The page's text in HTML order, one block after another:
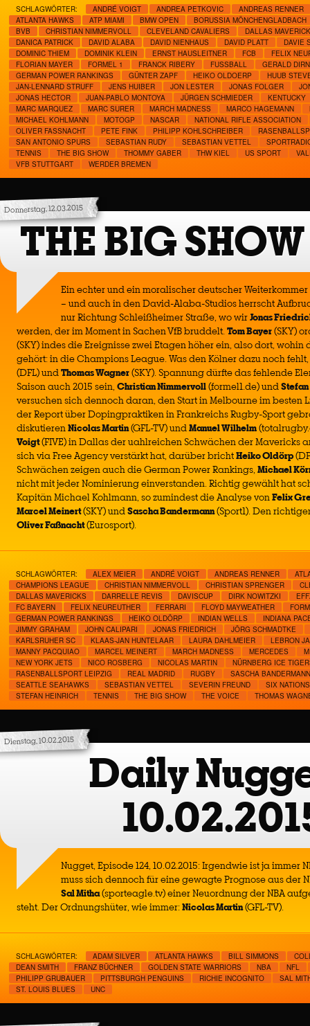
SCHLAGWÖRTER: ANDRÉ VOIGT ANDREA PETKOVIC
ANDREAS RENNER
ATLANTA HAWKS
ATP MIAMI BMW OPEN
BORUSSIA MÖNCHENGLADBACH
BVB
CHRISTIAN NIMMERVOLL CLEVELAND CAVALIERS
DALLAS
DANICA PATRICK
DAVID ALABA DAVID NIENHAUS DAVID PLATT
DAVIE
DOMINIC THIEM
DOMINIK KLEIN ERNST HAUSLEITNER FCB
FELIX
FLORIAN MAYER
FORMEL 1 FRANCK RIBERY FUSSBALL
GERALD
GERMAN POWER RANKINGS
GÜNTER ZAPF HEIKO OLDOERP
HUUB
JAN-LENNARD STRUFF
JENS HUIBER JON LESTER JONAS FOLGER
JONAS HECTOR
JUAN-PABLO MONTOYA JÜRGEN SCHMIEDER
KENTUCKY
MARC MARQUEZ
MARC SURER MARCH MADNESS MARCO HAGEMANN
MICHAEL KOHLMANN
MOTOGP NASCAR
NATIONAL RIFLE ASSOCIATION
OLIVER FASSNACHT
PETE FINK PHILIPP KOHLSCHREIBER
SAN ANTONIO SPURS
SEBASTIAN RUDY SEBASTIAN VETTEL
TENNIS
THE BIG SHOW THOMMY GABER THW KIEL US SPORT
VFB STUTTGART
WERDER BREMEN
Donnerstag, 12.03.2015
THE BIG
Ein echter und ein moralischer deutscher
– und auch in den David-Alaba-Studios herrscht
nur Richtung Schleißheimer Straße, wo wirJonas
werden, der im Moment in Sachen VfB bruddelt.Tom Bayer(SKY)
(SKY) indes die Ereignisse zwei Etagen höher ein, also dort, wohin
gehört: in die Champions League. Was den Kölner dazu noch
(DFL) undThomas Wagner(SKY). Spannung dürfte das fehlende
Saison auch 2015 sein, Christian Nimmervoll(formel1.de) und
versuchen sich dennoch daran, den Start in Melbourne im besten
der Report über Dopingpraktiken in Frankreichs Rugby-Sport
diskutierenNicolas Martin(GFL-TV) undManuel Wilhelm
Voigt(FIVE) in Dallas der uahlreichen Schwächen der Mavericks
sich via Free Agency verstärkt hat, darüber brichtHeiko Oldörp
Schwächen zeigen auch die German Power Rankings, Michael
nicht mit jeder Nominierung einverstanden. Richtig gewählt hat
Kapitän Michael Kohlmann, so zumindest die Analyse vonFelix
Marcel Meinert(SKY) undSascha Bandermann(Sport1). Den
Oliver Faßnacht(Eurosport).
SCHLAGWÖRTER: ALEX MEIER ANDRÉ VOIGT ANDREAS RENNER
CHAMPIONS LEAGUE
CHRISTIAN NIMMERVOLL CHRISTIAN SPRENGER
DALLAS MAVERICKS
DARRELLE REVIS DAVISCUP DIRK NOWITZKI
FC BAYERN
FELIX NEUREUTHER FERRARI FLOYD MAYWEATHER
GERMAN POWER RANKINGS
HEIKO OLDÖRP INDIAN WELLS
INDIANA
JIMMY GRAHAM
JOHN CALIPARI JONAS FRIEDRICH
JÖRG SCHMADTKE
KARLSRUHER SC
KLAAS-JAN HUNTELAAR LAURA DAHLMEIER
LEBRON
MANNY PACQUIAO
MARCEL MEINERT MARCH MADNESS MERCEDES
NEW YORK JETS
NICO ROSBERG NICOLAS MARTIN
NÜRNBERG ICE
RASENBALLSPORT LEIPZIG
REAL MADRID RUGBY
SASCHA BANDERMANN
SEATTLE SEAHAWKS
SEBASTIAN VETTEL SEVERIN FREUND
SIX NATIONS
STEFAN HEINRICH
TENNIS THE BIG SHOW THE VOICE THOMAS
Dienstag, 10.02.2015
Daily
Nugget, Episode 124, 10.02.2015: Irgendwie ist ja immer
muss sich dennoch für eine gewagte Prognose aus der
Sal Mitha(sporteagle.tv) einer Neuordnung der NBA
steht. Der Ordnungshüter, wie immer:Nicolas Martin(GFL-TV).
SCHLAGWÖRTER: ADAM SILVER ATLANTA HAWKS BILL SIMMONS
DEAN SMITH
FRANZ BÜCHNER GOLDEN STATE WARRIORS NBA
NFL
PHILIPP GRUBAUER
PITTSBURGH PENGUINS RICHIE INCOGNITO
SAL
ST. LOUIS BLUES
UNC